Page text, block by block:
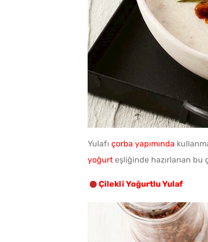
Yulafı çorba yapımında
yoğurt eşliğinde hazırlanan bu
Çilekli Yoğurtlu Yulaf